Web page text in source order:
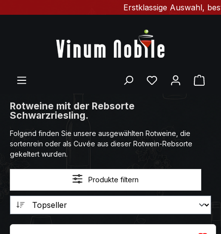
Erstklassige Auswahl,
Du hast 0
Rotweine mit der Rebsorte
Schwarzriesling.
Folgend finden Sie unsere ausgewählten Rotweine, die
sortenrein oder als Cuvée aus dieser Rotwein-Rebsorte
gekeltert wurden.
Produkte filtern